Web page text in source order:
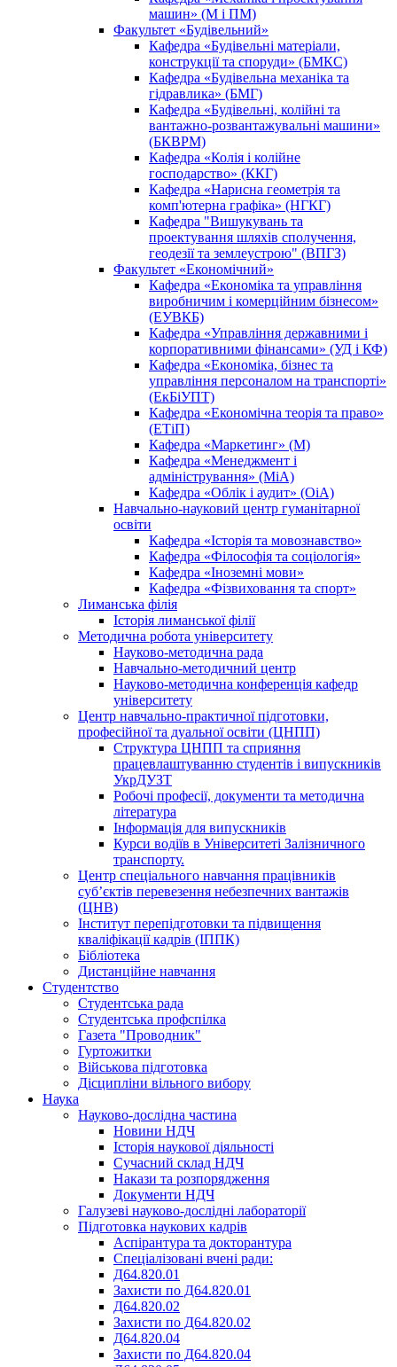
машин» (М і ПМ)
Факультет «Будівельний»
Кафедра «Будівельні матеріали,
конструкції та споруди» (БМКС)
Кафедра «Будівельна механіка та
гідравлика» (БМГ)
Кафедра «Будівельні, колійні та
вантажно-розвантажувальні машини»
(БКВРМ)
Кафедра «Колія і колійне
господарство» (ККГ)
Кафедра «Нарисна геометрія та
комп'ютерна графіка» (НГКГ)
Кафедра "Вишукувань та
проектування шляхів сполучення,
геодезії та землеустрою" (ВПГЗ)
Факультет «Економічний»
Кафедра «Економіка та управління
виробничим і комерційним бізнесом»
(ЕУВКБ)
Кафедра «Управління державними і
корпоративними фінансами» (УД і КФ)
Кафедра «Економіка, бізнес та
управління персоналом на транспорті»
(ЕкБіУПТ)
Кафедра «Економічна теорія та право»
(ЕТіП)
Кафедра «Маркетинг» (М)
Кафедра «Менеджмент і
адміністрування» (МіА)
Кафедра «Облік і аудит» (ОіА)
Навчально-науковий центр гуманітарної
освіти
Кафедра «Історія та мовознавство»
Кафедра «Філософія та соціологія»
Кафедра «Іноземні мови»
Кафедра «Фізвиховання та спорт»
Лиманська філія
Історія лиманської філії
Методична робота університету
Науково-методична рада
Навчально-методичний центр
Науково-методична конференція кафедр
університету
Центр навчально-практичної підготовки,
професійної та дуальної освіти (ЦНПП)
Структура ЦНПП та сприяння
працевлаштуванню студентів і випускників
УкрДУЗТ
Робочі професії, документи та методична
література
Інформація для випускників
Курси водіїв в Університеті Залізничного
транспорту.
Центр спеціального навчання працівників
суб’єктів перевезення небезпечних вантажів
(ЦНВ)
Інститут перепідготовки та підвищення
кваліфікації кадрів (ІППК)
Бібліотека
Дистанційне навчання
Студентство
Студентська рада
Студентська профспілка
Газета "Проводник"
Гуртожитки
Військова підготовка
Дісципліни вільного вибору
Наука
Науково-дослідна частина
Новини НДЧ
Історія наукової діяльності
Сучасний склад НДЧ
Накази та розпорядження
Документи НДЧ
Галузеві науково-дослідні лабораторії
Підготовка наукових кадрів
Аспірантура та докторантура
Спеціалізовані вчені ради:
Д64.820.01
Захисти по Д64.820.01
Д64.820.02
Захисти по Д64.820.02
Д64.820.04
Захисти по Д64.820.04